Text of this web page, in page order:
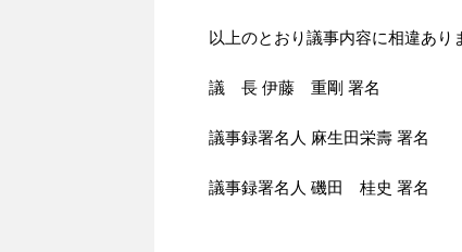
以上のとおり議事内容に相
議 長 伊藤 重剛 署名
議事録署名人 麻生田栄壽 署名
議事録署名人 磯田 桂史 署名